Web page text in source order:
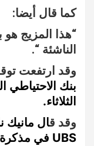
كما قال أيضا:
“هذا المزيج
الناشئة “.
وقد ارتفعت
بنك الاحتياطي
الثلاثاء.
وقد قال مانيك
UBS في مذكرة: